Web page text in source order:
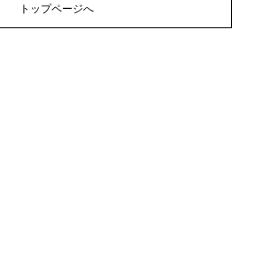
トップページへ